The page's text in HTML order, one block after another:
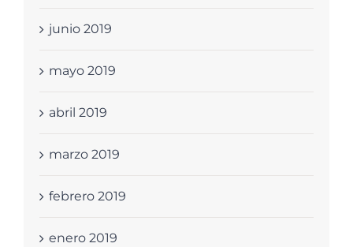
junio 2019
mayo 2019
abril 2019
marzo 2019
febrero 2019
enero 2019